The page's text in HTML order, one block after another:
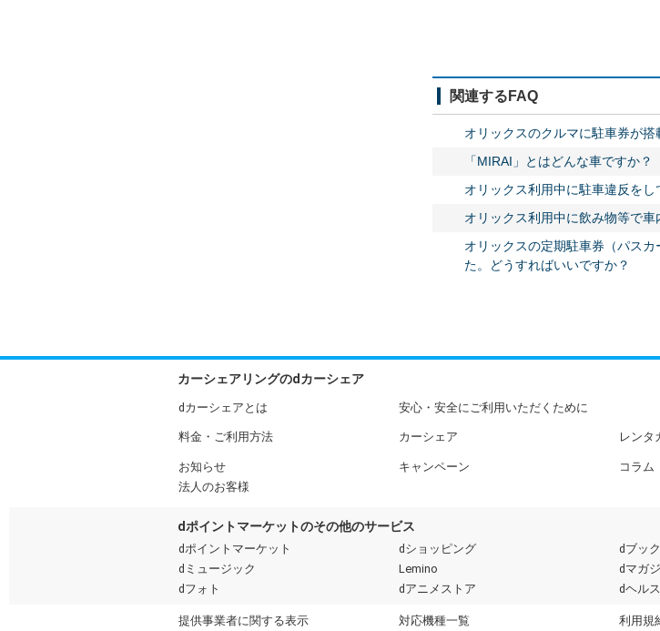
関連するFAQ
オリックスのクルマに駐車券が
「MIRAI」とはどんな車ですか？
オリックス利用中に駐車違反を
オリックス利用中に飲み物等で
オリックスの定期駐車券（パス
た。どうすればいいですか？
カーシェアリングのdカーシェア
dカーシェアとは 安心・安全にご利用いただくために
料金・ご利用方法 カーシェア レンタ
お知らせ キャンペーン コラム
法人のお客様
dポイントマーケットのその他のサービス
dポイントマーケット dショッピング dブック
dミュージック
Lemino dマガ
dフォト
dアニメストア dヘル
提供事業者に関する表示 対応機種一覧 利用規